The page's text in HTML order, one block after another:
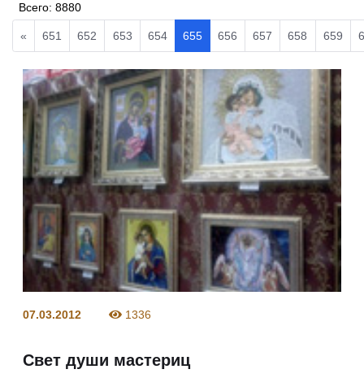
Всего:8880
« 651 652 653 654 655 656 657 658 659
07.03.2012 1336
Свет души мастериц